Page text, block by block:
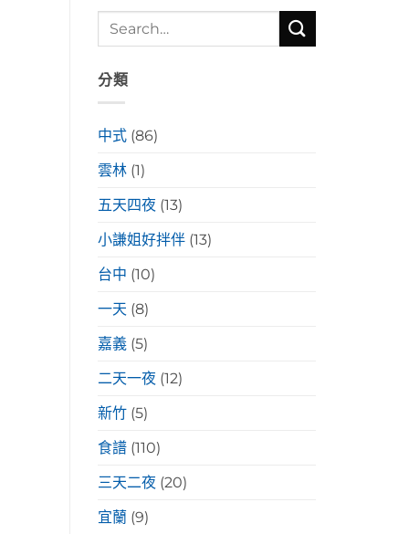
分類
中式 (86)
雲林 (1)
五天四夜 (13)
小謙姐好拌伴 (13)
台中 (10)
一天 (8)
嘉義 (5)
二天一夜 (12)
新竹 (5)
食譜 (110)
三天二夜 (20)
宜蘭 (9)